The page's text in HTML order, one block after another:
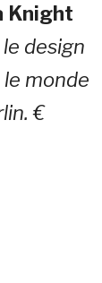
Knight
le design
monde
€